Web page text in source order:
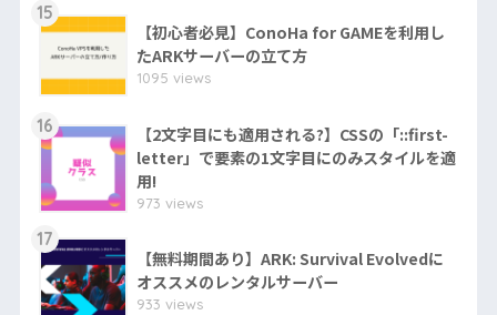
15
【初心者必見】ConoHa for GAMEを利用し
たARKサーバーの立て方
1095 views
16
【2文字目にも適用される?】CSSの「::first-
letter」で要素の1文字目にのみスタイルを適
用!
973 views
17
【無料期間あり】ARK: Survival Evolvedに
オススメのレンタルサーバー
933 views